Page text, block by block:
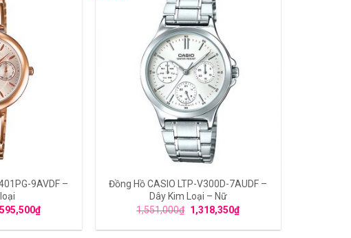
9AVDF –
₫
Đồng Hồ CASIO LTP-V300D-7AUDF –
Dây Kim Loại – Nữ
1,551,000₫ 1,318,350₫